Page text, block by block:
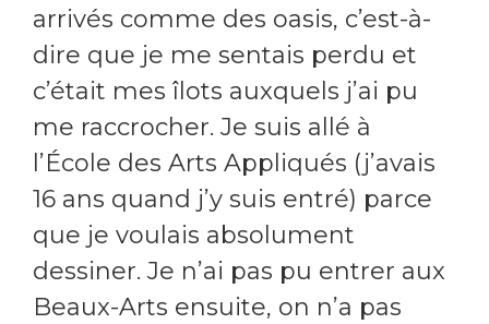
arrivés comme des oasis, c’est-à-
dire que je me sentais perdu et
c’était mes îlots auxquels j’ai pu
me raccrocher. Je suis allé à
l’École des Arts Appliqués (j’avais
16 ans quand j’y suis entré) parce
que je voulais absolument
dessiner. Je n’ai pas pu entrer aux
Beaux-Arts ensuite, on n’a pas